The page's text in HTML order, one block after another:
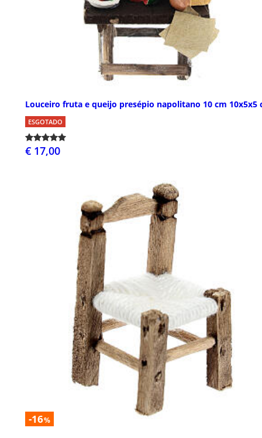
Louceiro fruta e queijo presépio napolitano 10 cm 10x5x5
ESGOTADO
€ 17,00
-16%